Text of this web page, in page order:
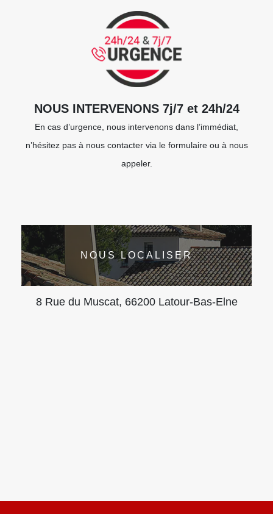
NOUS INTERVENONS 7j/7 et 24h/24
En cas d’urgence, nous intervenons dans l’immédiat,
n’hésitez pas à nous contacter via le formulaire ou à nous
appeler.
NOUS LOCALISER
8 Rue du Muscat, 66200 Latour-Bas-Elne